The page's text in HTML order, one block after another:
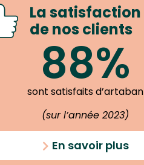
La satisfaction
de nos clients
88%
sont satisfaits d’artaban
(sur l’année 2023)
En savoir plus